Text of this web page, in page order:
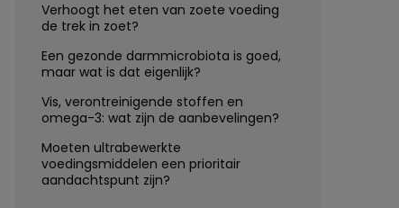
Verhoogt het eten van zoete voeding
de trek in zoet?
Een gezonde darmmicrobiota is goed,
maar wat is dat eigenlijk?
Vis, verontreinigende stoffen en
omega-3: wat zijn de aanbevelingen?
Moeten ultrabewerkte
voedingsmiddelen een prioritair
aandachtspunt zijn?